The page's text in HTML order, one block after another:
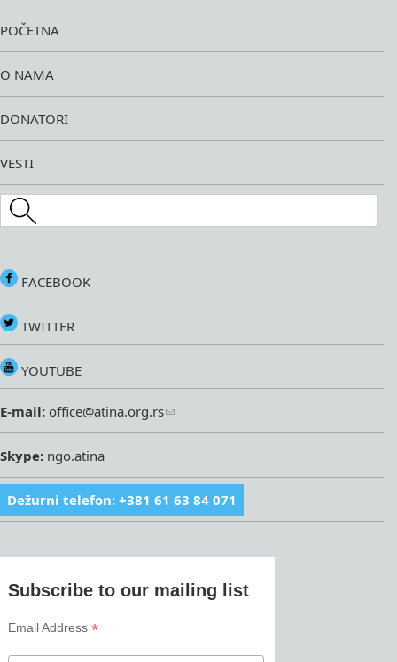
POČETNA
O NAMA
DONATORI
VESTI
Search this site
FACEBOOK
TWITTER
YOUTUBE
E-mail: office@atina.org.rs
Skype: ngo.atina
Dežurni telefon: +381 61 63 84 071
Subscribe to our mailing list
Email Address*